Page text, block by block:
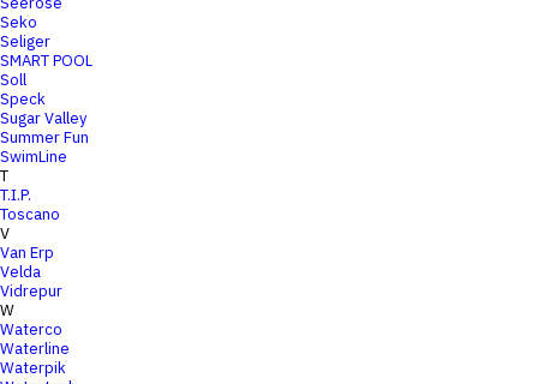
Seko
Seliger
SMART POOL
Soll
Speck
Sugar Valley
Summer Fun
SwimLine
T
T.I.P.
Toscano
V
Van Erp
Velda
Vidrepur
W
Waterco
Waterline
Waterpik